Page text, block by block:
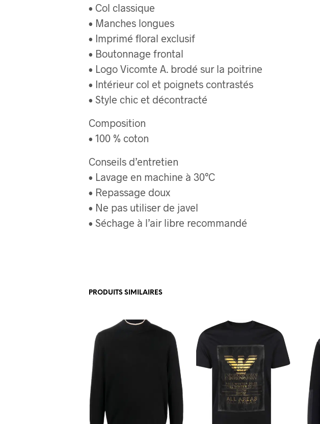
• Col classique
• Manches longues
• Imprimé floral exclusif
• Boutonnage frontal
• Logo Vicomte A. brodé sur la poitrine
• Intérieur col et poignets contrastés
• Style chic et décontracté
Composition
• 100 % coton
Conseils d’entretien
• Lavage en machine à 30°C
• Repassage doux
• Ne pas utiliser de javel
• Séchage à l’air libre recommandé
PRODUITS SIMILAIRES